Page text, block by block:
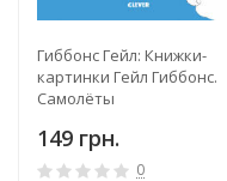
Гиббонс Гейл: Книжки-
картинки Гейл Гиббонс.
Самолёты
149 грн.
0